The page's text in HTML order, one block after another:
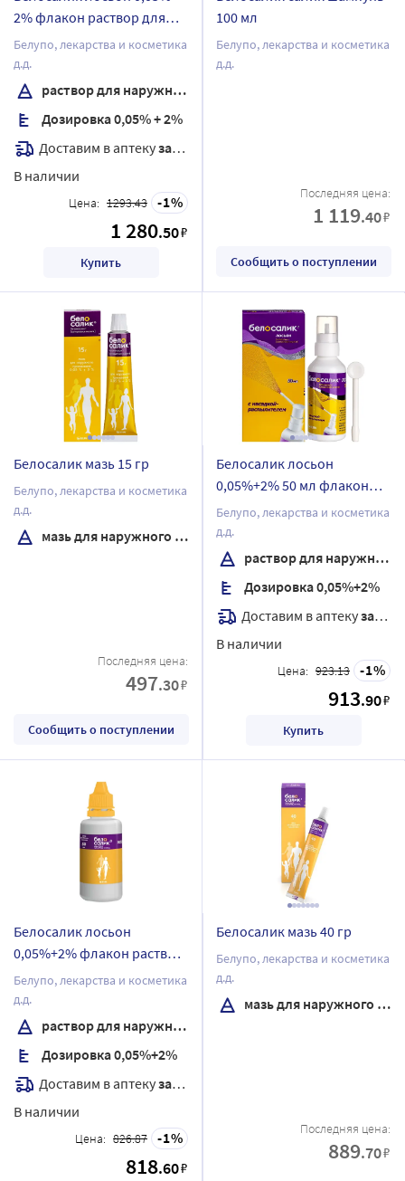
2% флакон раствор для
наружного применения
100 мл
Белупо, лекарства и косметика
д.д.
раствор для наружного применения
Дозировка 0,05% + 2%
Доставим в аптекузавтра
В наличии
Цена: 1293.43 1
1 280.50₽
Купить
100 мл
Белупо, лекарства и косметика
д.д.
Последняя цена:
1 119.40₽
Сообщить о поступлении
Белосалик мазь 15 гр
Белупо, лекарства и косметика
д.д.
мазь для наружного применения
Последняя цена:
497.30₽
Сообщить о поступлении
Белосалик лосьон
0,05%+2% 50 мл флакон
раствор для наружного
применения в комплекте с
насадкой-распылителем
Белупо, лекарства и косметика
д.д.
раствор для наружного применения
Дозировка 0,05%+2%
Доставим в аптекузавтра
В наличии
Цена: 923.13 1
913.90₽
Купить
Белосалик лосьон
0,05%+2% флакон раствор
для наружного
применения 50 мл
Белупо, лекарства и косметика
д.д.
раствор для наружного применения
Дозировка 0,05%+2%
Доставим в аптекузавтра
В наличии
Цена: 826.87 1
818.60₽
Белосалик мазь 40 гр
Белупо, лекарства и косметика
д.д.
мазь для наружного применения
Последняя цена:
889.70₽